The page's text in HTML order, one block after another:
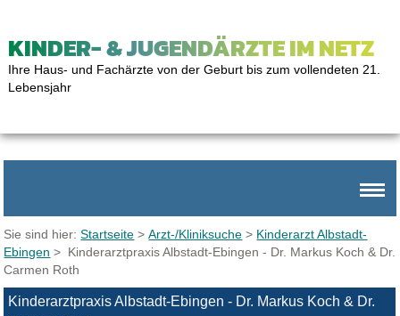
KINDER- & JUGENDÄRZTE IM NETZ
Ihre Haus- und Fachärzte von der Geburt bis zum vollendeten 21.
Lebensjahr
Sie sind hier:Startseite >Arzt-/Kliniksuche > Kinderarzt Albstadt-
Ebingen > Kinderarztpraxis Albstadt-Ebingen - Dr. Markus Koch & Dr.
Carmen Roth
Kinderarztpraxis Albstadt-Ebingen - Dr. Markus Koch & Dr.